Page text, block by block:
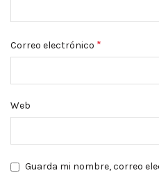
Correo electrónico *
Web
Guarda mi nombre, correo